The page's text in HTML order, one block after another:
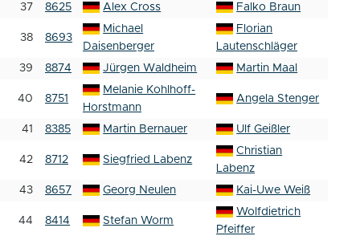
37
8625 Alex Cross Falko Braun
38 8693
Michael
Daisenberger
Florian
Lautenschläger
39
8874 Jürgen Waldheim Martin Maal
40 8751
Melanie Kohlhoff-
Horstmann
Angela Stenger
41 8385 Martin Bernauer Ulf Geißler
42 8712 Siegfried Labenz
Christian
Labenz
43
8657 Georg Neulen Kai-Uwe Weiß
44 8414 Stefan Worm
Wolfdietrich
Pfeiffer